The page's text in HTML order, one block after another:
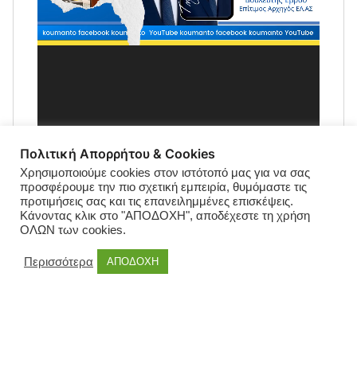
Πολιτική Απορρήτου & Cookies
Χρησιμοποιούμε cookies στον ιστότοπό μας για να σας
προσφέρουμε την πιο σχετική εμπειρία, θυμόμαστε τις
προτιμήσεις σας και τις επανειλημμένες επισκέψεις.
Κάνοντας κλικ στο "ΑΠΟΔΟΧΗ", αποδέχεστε τη χρήση
ΟΛΩΝ των cookies.
Περισσότερα ΑΠΟΔΟΧΗ